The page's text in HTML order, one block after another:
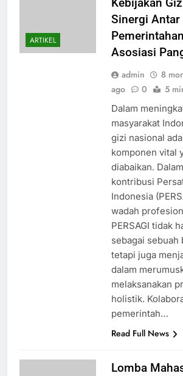
ARTIKEL
Kebijakan
Sinergi Antar
Asosiasi
admin
8
ago
0 5
Dalam
masyarakat
gizi nasional
komponen vital
diabaikan.
kontribusi
Indonesia
wadah
PERSAGI tidak
sebagai sebuah
tetapi juga
dalam
melaksanakan
holistik.
pemerintah…
Read Full News
Lomba